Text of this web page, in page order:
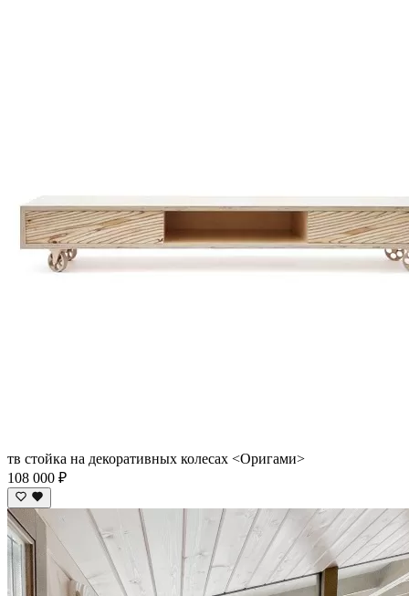
тв стойка на декоративных колесах <Оригами>
108 000 ₽